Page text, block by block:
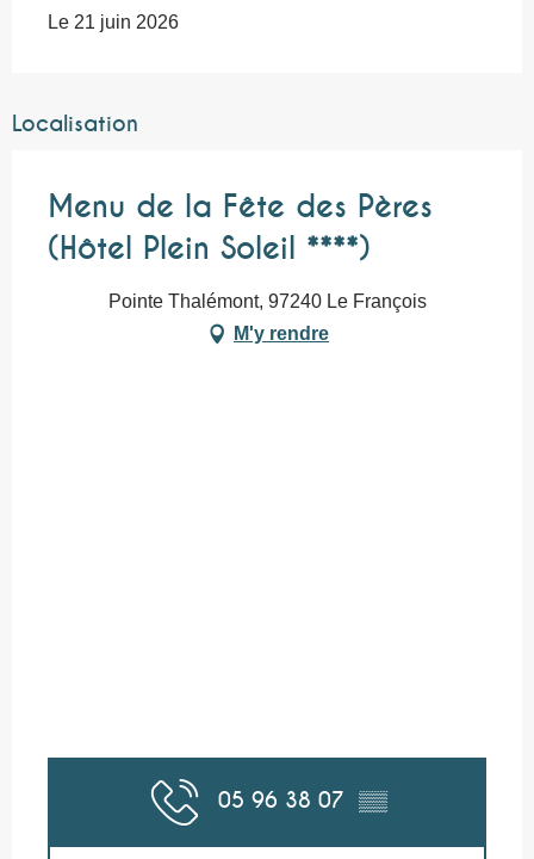
Le 21 juin 2026
Localisation
Menu de la Fête des Pères
(Hôtel Plein Soleil ****)
Pointe Thalémont, 97240 Le François
M'y rendre
05 96 38 07 ▒▒